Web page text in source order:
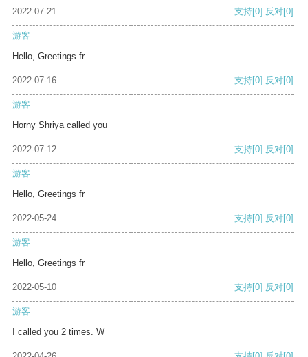
2022-07-21 支持[0] 反对[0]
游客
Hello, Greetings fr
2022-07-16 支持[0] 反对[0]
游客
Horny Shriya called you
2022-07-12 支持[0] 反对[0]
游客
Hello, Greetings fr
2022-05-24 支持[0] 反对[0]
游客
Hello, Greetings fr
2022-05-10 支持[0] 反对[0]
游客
I called you 2 times. W